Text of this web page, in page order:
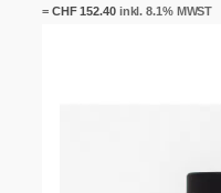
= CHF152.40inkl. 8.1% MWST